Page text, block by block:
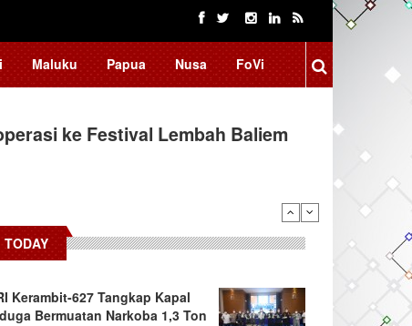
Maluku Papua Nusa FoVi
ke Festival Lembah Baliem
TODAY
Kerambit-627 Tangkap Kapal
Bermuatan Narkoba 1,3 Ton